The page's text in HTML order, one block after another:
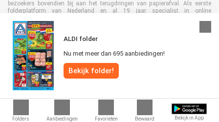
Folders Aanbiedingen Favorieten Bewaard Bekijk in App
ALDI folder
Nu met meer dan 695 aanbiedingen!
Bekijk folder!
bezoekers bovendien bij aan het terugdringen van papierafval. Als eerste
folderplatform van Nederland en al 19 jaar specialist in online
met retailers en merken. Hierdoor zijn we uitgegroeid tot de toonaangevende
speler in de digitale foldermarkt.
Alle rechten voorbehouden © Folderz.nl 2026 |